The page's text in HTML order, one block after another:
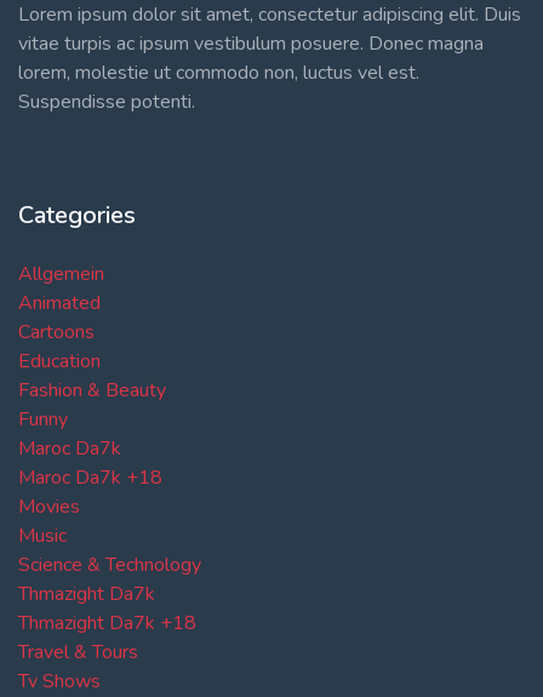
Lorem ipsum dolor sit amet, consectetur adipiscing elit. Duis
vitae turpis ac ipsum vestibulum posuere. Donec magna
lorem, molestie ut commodo non, luctus vel est.
Suspendisse potenti.
Categories
Allgemein
Animated
Cartoons
Education
Fashion & Beauty
Funny
Maroc Da7k
Maroc Da7k +18
Movies
Music
Science & Technology
Thmazight Da7k
Thmazight Da7k +18
Travel & Tours
Tv Shows